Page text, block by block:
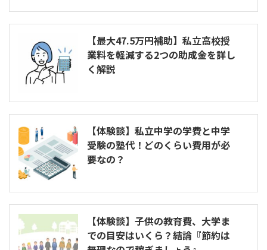
【最大47.5万円補助】私立高校授
業料を軽減する2つの助成金を詳し
く解説
【体験談】私立中学の学費と中学
受験の塾代！どのくらい費用が必
要なの？
【体験談】子供の教育費、大学ま
での目安はいくら？結論『節約は